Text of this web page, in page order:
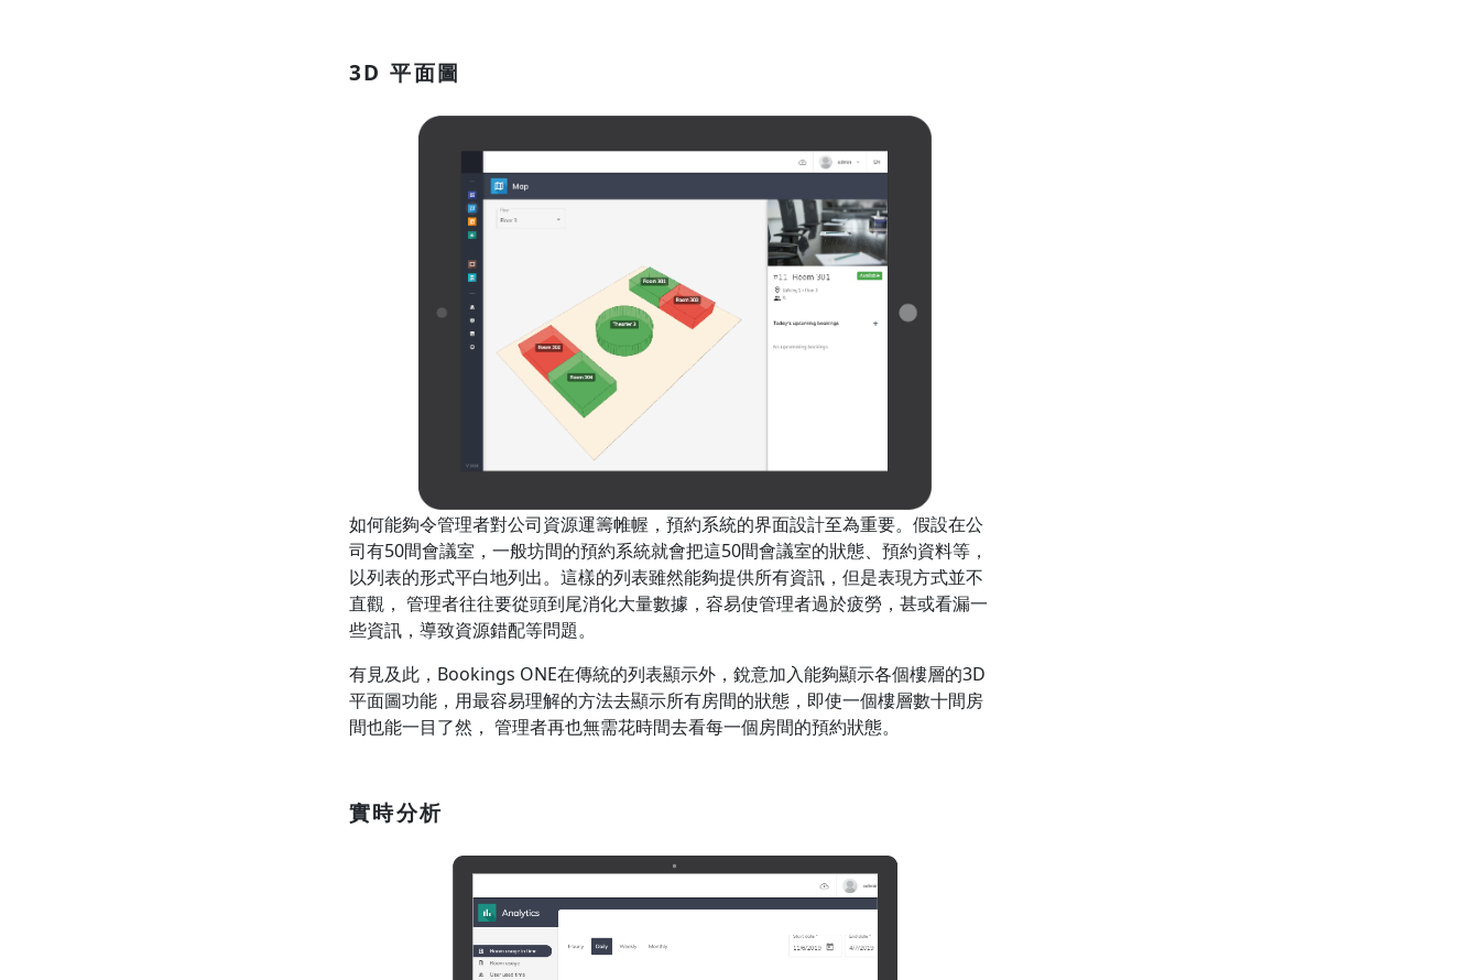
3D 平面圖
如何能夠令管理者對公司資源運籌帷幄，預約系統的界面設計至為重要。假設在公
司有50間會議室，一般坊間的預約系統就會把這50間會議室的狀態、預約資料等，
以列表的形式平白地列出。這樣的列表雖然能夠提供所有資訊，但是表現方式並不
直觀， 管理者往往要從頭到尾消化大量數據，容易使管理者過於疲勞，甚或看漏一
些資訊，導致資源錯配等問題。
有見及此，Bookings ONE在傳統的列表顯示外，銳意加入能夠顯示各個樓層的3D
平面圖功能，用最容易理解的方法去顯示所有房間的狀態，即使一個樓層數十間房
間也能一目了然， 管理者再也無需花時間去看每一個房間的預約狀態。
實時分析